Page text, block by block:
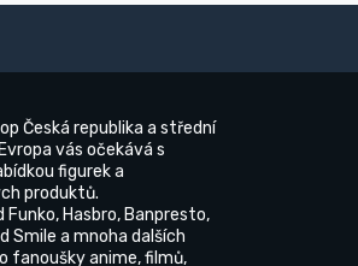
Česká republika a střední
vás očekává s
figurek a
produktů.
Funko, Hasbro, Banpresto,
Smile a mnoha dalších
fanoušky anime, filmů,